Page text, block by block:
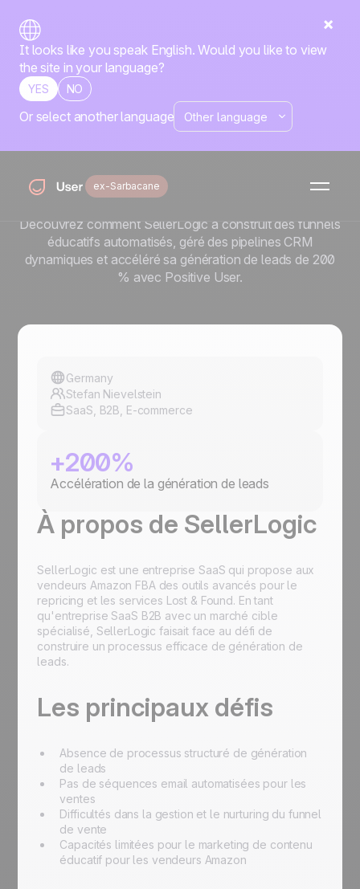
It looks like you speak English. Would you like to view
the site in your language?
YES NO
Or select another language
ex-Sarbacane
Comment SellerLogic a
accéléré sa génération de
leads de 200 % avec
Positive User
Découvrez comment SellerLogic a construit des funnels
éducatifs automatisés, géré des pipelines CRM
dynamiques et accéléré sa génération de leads de 200
% avec Positive User.
Germany
Stefan Nievelstein
SaaS, B2B, E-commerce
+200%
Accélération de la génération de leads
À propos de SellerLogic
SellerLogic est une entreprise SaaS qui propose aux
vendeurs Amazon FBA des outils avancés pour le
repricing et les services Lost & Found. En tant
qu'entreprise SaaS B2B avec un marché cible
spécialisé, SellerLogic faisait face au défi de
construire un processus efficace de génération de
leads.
Les principaux défis
Absence de processus structuré de génération
de leads
Pas de séquences email automatisées pour les
ventes
Difficultés dans la gestion et le nurturing du funnel
de vente
Capacités limitées pour le marketing de contenu
éducatif pour les vendeurs Amazon